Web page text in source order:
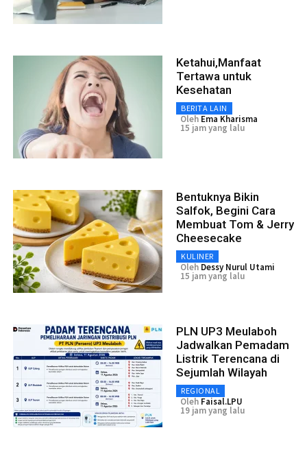
Ketahui,Manfaat
Tertawa untuk
Kesehatan
BERITA LAIN
Oleh Ema Kharisma
15 jam yang lalu
Bentuknya Bikin
Salfok, Begini Cara
Membuat Tom & Jerry
Cheesecake
KULINER
Oleh Dessy Nurul Utami
15 jam yang lalu
PLN UP3 Meulaboh
Jadwalkan Pemadam
Listrik Terencana di
Sejumlah Wilayah
REGIONAL
Oleh Faisal.LPU
19 jam yang lalu